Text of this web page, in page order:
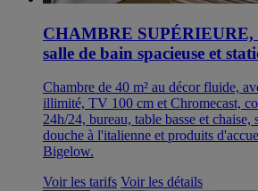
CHAMBRE SUPÉRIEURE,
salle de bain spacieuse et
Chambre de 40 m² au décor fluide,
illimité, TV 100 cm et Chromecast,
24h/24, bureau, table basse et chaise,
douche à l'italienne et produits
Bigelow.
Voir les tarifs Voir les détails